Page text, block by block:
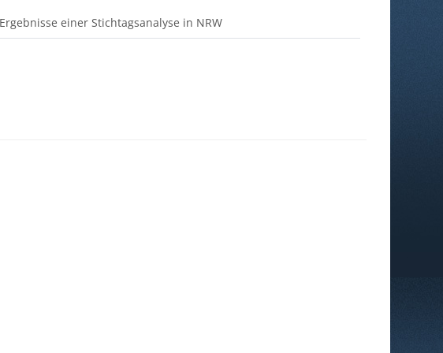
einer Stichtagsanalyse in NRWVerzeichnis